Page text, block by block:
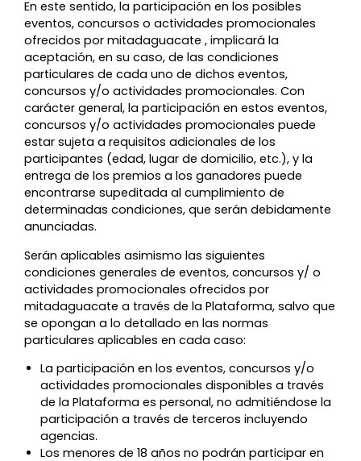
En este sentido, la participación en los posibles
eventos, concursos o actividades promocionales
ofrecidos por mitadaguacate , implicará la
aceptación, en su caso, de las condiciones
particulares de cada uno de dichos eventos,
concursos y/o actividades promocionales. Con
carácter general, la participación en estos eventos,
concursos y/o actividades promocionales puede
estar sujeta a requisitos adicionales de los
participantes (edad, lugar de domicilio, etc.), y la
entrega de los premios a los ganadores puede
encontrarse supeditada al cumplimiento de
determinadas condiciones, que serán debidamente
anunciadas.
Serán aplicables asimismo las siguientes
condiciones generales de eventos, concursos y/ o
actividades promocionales ofrecidos por
mitadaguacate a través de la Plataforma, salvo que
se opongan a lo detallado en las normas
particulares aplicables en cada caso:
La participación en los eventos, concursos y/o
actividades promocionales disponibles a través
de la Plataforma es personal, no admitiéndose la
participación a través de terceros incluyendo
agencias.
Los menores de 18 años no podrán participar en